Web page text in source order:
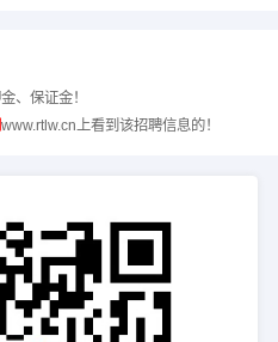
、保证金！
www.rtlw.cn上看到该招聘信息的！